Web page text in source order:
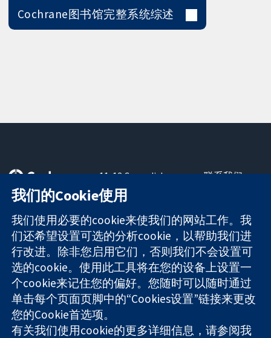
Cochrane图书馆完整系统综述
可信任的证据
知情决定
更完善的医疗健
康
11-13 Cavendish
Square
London
W1G 0AN
United Kingdom
联系我们
关于我们
工作机会
Cochrane
Library
The Cochrane Collaboration is a charity (no. 1045921) and a
company limited by guarantee (no. 03044323) registered in
England & Wales. VAT registration number GB 718 2127 49.
我们的Cookie使用
我们使用必要的cookie来使我们的网站工作。我
们还希望设置可选的分析cookie，以帮助我们进
行改进。除非您启用它们，否则我们不会设置可
选的cookie。使用此工具将在您的设备上设置一
个cookie来记住您的偏好。您随时可以随时通过
单击每个页面页脚中的“Cookies设置”链接来更改
您的Cookie首选项。
有关我们使用cookie的更多详细信息，请参阅我